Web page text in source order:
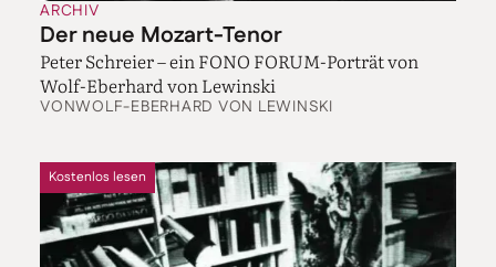
ARCHIV
Der neue Mozart-Tenor
Peter Schreier – ein FONO FORUM-Porträt von
Wolf-Eberhard von Lewinski
VONWOLF-EBERHARD VON LEWINSKI
Kostenlos lesen